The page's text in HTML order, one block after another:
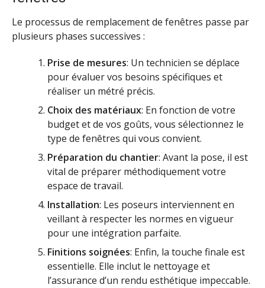
Le processus de remplacement de fenêtres passe par
plusieurs phases successives :
Prise de mesures: Un technicien se déplace
pour évaluer vos besoins spécifiques et
réaliser un métré précis.
Choix des matériaux: En fonction de votre
budget et de vos goûts, vous sélectionnez le
type de fenêtres qui vous convient.
Préparation du chantier: Avant la pose, il est
vital de préparer méthodiquement votre
espace de travail.
Installation: Les poseurs interviennent en
veillant à respecter les normes en vigueur
pour une intégration parfaite.
Finitions soignées: Enfin, la touche finale est
essentielle. Elle inclut le nettoyage et
l’assurance d’un rendu esthétique impeccable.